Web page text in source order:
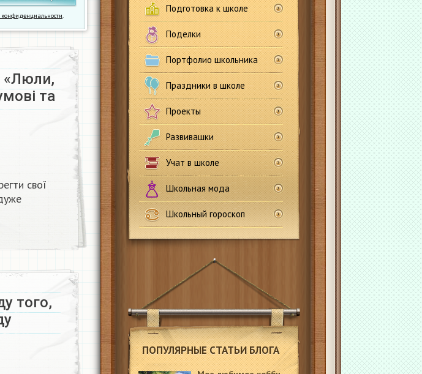
Подготовка к школе
Поделки
Портфолио школьника
Праздники в школе
Проекты
Развивашки
Учат в школе
Школьная мода
Школьный гороскоп
ПОПУЛЯРНЫЕ СТАТЬИ БЛОГА
конфиденциальности.
«Люли,
та
свої
того,